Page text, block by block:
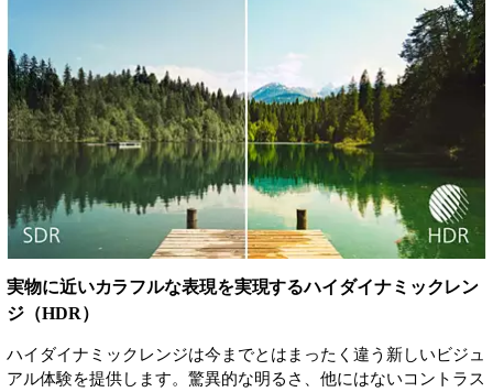
実物に近いカラフルな表現を実現するハイダイナミックレン
ジ（HDR）
ハイダイナミックレンジは今までとはまったく違う新しいビジュ
アル体験を提供します。驚異的な明るさ、他にはないコントラス